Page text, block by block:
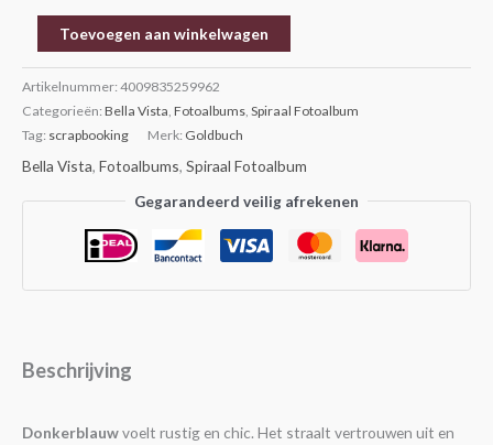
Toevoegen aan winkelwagen
Artikelnummer: 4009835259962
Categorieën: Bella Vista Fotoalbums Spiraal Fotoalbum
Tag: scrapbooking Merk: Goldbuch
Bella Vista, Fotoalbums, Spiraal Fotoalbum
Gegarandeerd veilig afrekenen
Beschrijving
Donkerblauwvoelt rustig en chic. Het straalt vertrouwen uit en